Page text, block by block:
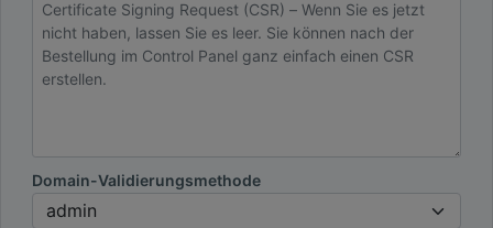
Domain-Validierungsmethode